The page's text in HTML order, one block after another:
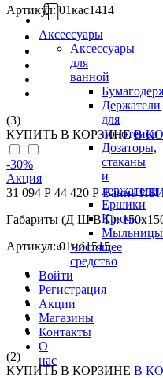
Аксессуары
Аксессуары
для
ванной
Держатели
для
полотенец
Дозаторы,
стаканы
и
держатели
Ершики
Крючки
Мыльницы
Чистящее
средство
Войти
Регистрация
Акции
Магазины
Контакты
О
нас
Артикул: 01кас1414
(3)
КУПИТЬ В КОРЗИНЕ В
-30%
Акция
31 094 Р 44 420 РВанна
Габариты (Д Ш В Г):
Артикул: 01иб1515
(2)
КУПИТЬ В КОРЗИНЕ В